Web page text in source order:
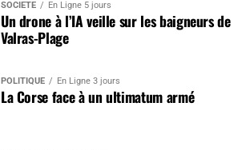
SOCIÉTÉ En Ligne 5 jours
Un drone à l’IA veille sur les baigneurs de
Valras-Plage
POLITIQUE En Ligne 3 jours
La Corse face à un ultimatum armé